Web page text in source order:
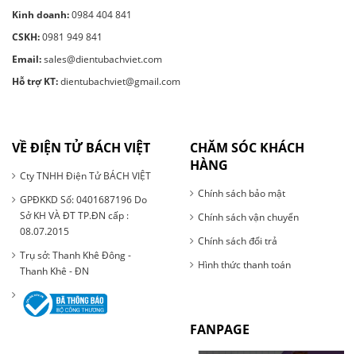
Kinh doanh:0984 404 841
CSKH:0981 949 841
Email:sales@dientubachviet.com
Hỗ trợ KT:dientubachviet@gmail.com
VỀ ĐIỆN TỬ BÁCH VIỆT
Cty TNHH Điện Tử BÁCH VIỆT
GPĐKKD Số: 0401687196 Do
Sở KH VÀ ĐT TP.ĐN cấp :
08.07.2015
Trụ sở: Thanh Khê Đông -
Thanh Khê - ĐN
CHĂM SÓC KHÁCH
HÀNG
Chính sách bảo mật
Chính sách vận chuyển
Chính sách đổi trả
Hình thức thanh toán
FANPAGE